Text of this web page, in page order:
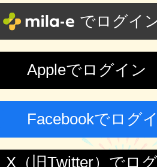
でログイ
Appleでログイン
Facebookでログ
X（旧Twitter）でロ